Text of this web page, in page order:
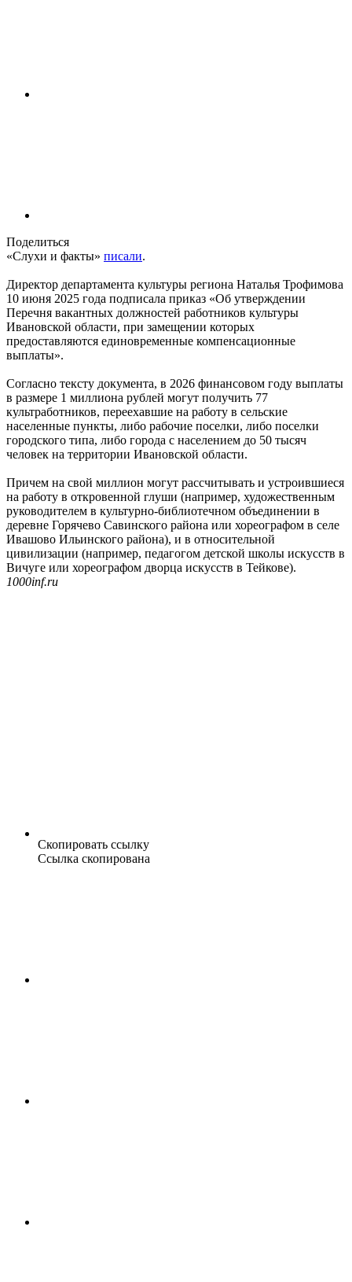
Поделиться
«Слухи и факты» писали.
Директор департамента культуры региона Наталья Трофимова
10 июня 2025 года подписала приказ «Об утверждении
Перечня вакантных должностей работников культуры
Ивановской области, при замещении которых
предоставляются единовременные компенсационные
выплаты».
Согласно тексту документа, в 2026 финансовом году выплаты
в размере 1 миллиона рублей могут получить 77
культработников, переехавшие на работу в сельские
населенные пункты, либо рабочие поселки, либо поселки
городского типа, либо города с населением до 50 тысяч
человек на территории Ивановской области.
Причем на свой миллион могут рассчитывать и устроившиеся
на работу в откровенной глуши (например, художественным
руководителем в культурно-библиотечном объединении в
деревне Горячево Савинского района или хореографом в селе
Ивашово Ильинского района), и в относительной
цивилизации (например, педагогом детской школы искусств в
Вичуге или хореографом дворца искусств в Тейкове).
1000inf.ru
Скопировать ссылку
Ссылка скопирована